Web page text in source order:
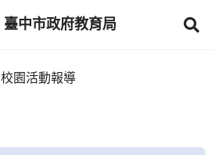
臺中市政府教育局
校園活動報導